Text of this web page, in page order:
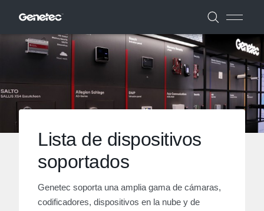
Lista de dispositivos
soportados
Genetec soporta una amplia gama de cámaras,
codificadores, dispositivos en la nube y de